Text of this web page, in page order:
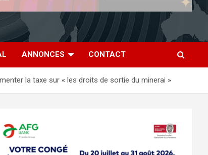
ANNONCES CONTACT
la taxe sur « les droits de sortie du minerai »